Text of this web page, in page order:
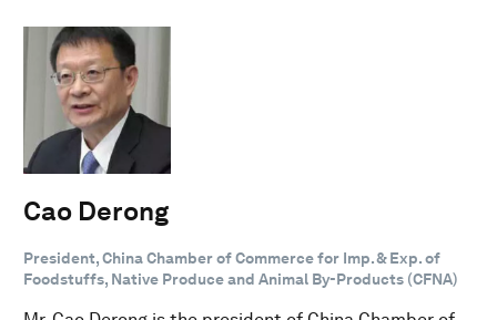
Cao Derong
President, China Chamber of Commerce for Imp. & Exp. of
Foodstuffs, Native Produce and Animal By-Products (CFNA)